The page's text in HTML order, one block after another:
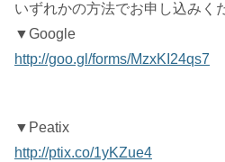
いずれかの方法でお申し込みく
▼Google
http://goo.gl/forms/MzxKI24qs7
▼Peatix
http://ptix.co/1yKZue4